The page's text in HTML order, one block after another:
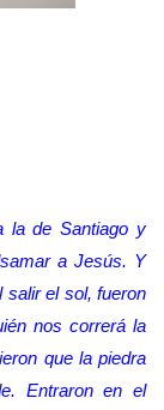
la de Santiago y
a Jesús. Y
salir el sol, fueron
nos correrá la
que la piedra
Entraron en el